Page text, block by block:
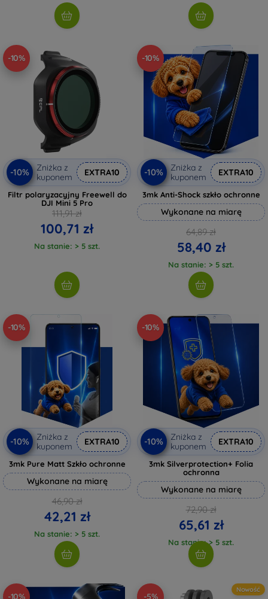
-10%
-10%
Zniżka z
kuponem
EXTRA10
Filtr polaryzacyjny Freewell do
DJI Mini 5 Pro
111,91 zł
100,71 zł
Na stanie: > 5 szt.
-10%
-10%
Zniżka z
kuponem
EXTRA10
3mk Anti-Shock szkło ochronne
Wykonane na miarę
64,89 zł
58,40 zł
Na stanie: > 5 szt.
-10%
-10%
Zniżka z
kuponem
EXTRA10
3mk Pure Matt Szkło ochronne
Wykonane na miarę
46,90 zł
42,21 zł
Na stanie: > 5 szt.
-10%
-10%
Zniżka z
kuponem
EXTRA10
3mk Silverprotection+ Folia
ochronna
Wykonane na miarę
72,90 zł
65,61 zł
Na stanie: > 5 szt.
-10% -5%
Nowość